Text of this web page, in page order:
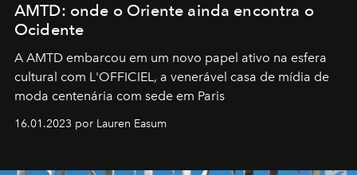
AMTD: onde o Oriente ainda encontra o
Ocidente
A AMTD embarcou em um novo papel ativo na esfera
cultural com L'OFFICIEL, a venerável casa de mídia de
moda centenária com sede em Paris
16.01.2023 por Lauren Easum